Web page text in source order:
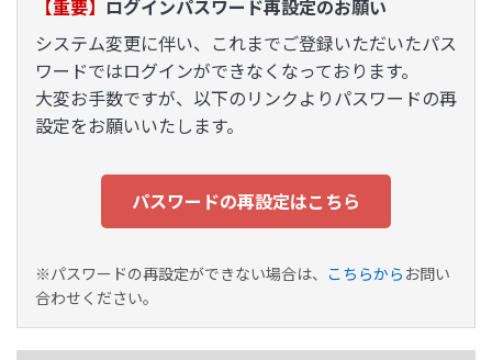
【重要】 ログインパスワード再設定のお願い
システム変更に伴い、これまでご登録いただいたパス
ワードではログインができなくなっております。
大変お手数ですが、以下のリンクよりパスワードの再
設定をお願いいたします。
パスワードの再設定はこちら
※パスワードの再設定ができない場合は、 こちらから お問い
合わせください。